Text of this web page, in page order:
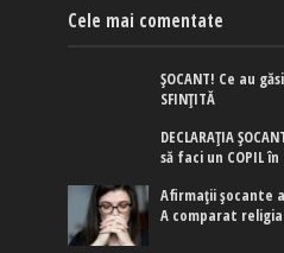
Cele mai comentate
ȘOCANT! Ce au
SFINȚITĂ
DECLARAȚIA
să faci un COPIL
Afirmaţii şocante
A comparat